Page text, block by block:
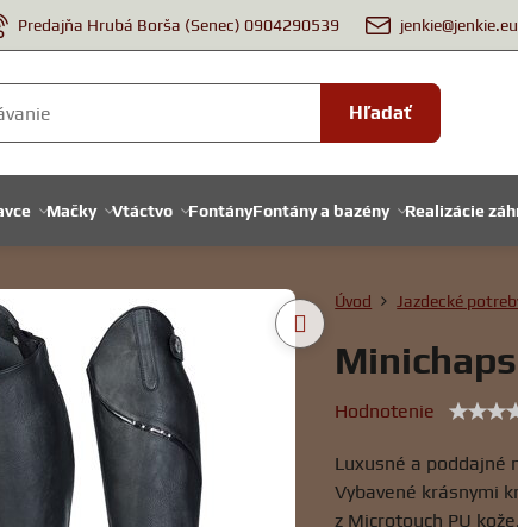
Predajňa Hrubá Borša (Senec) 0904290539 jenkie@jenkie.eu
Hľadať
Mačky Vtáctvo FontányFontány a bazény Realizácie
Úvod Jazdecké
Hodnotenie
Luxusné a poddajné
Vybavené krásnymi
z Microtouch PU kože.